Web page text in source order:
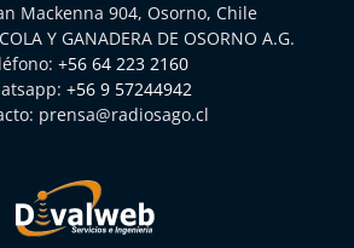
Mackenna 904, Osorno, Chile
Y GANADERA DE OSORNO A.G.
+56 64 223 2160
+56 9 57244942
prensa@radiosago.cl